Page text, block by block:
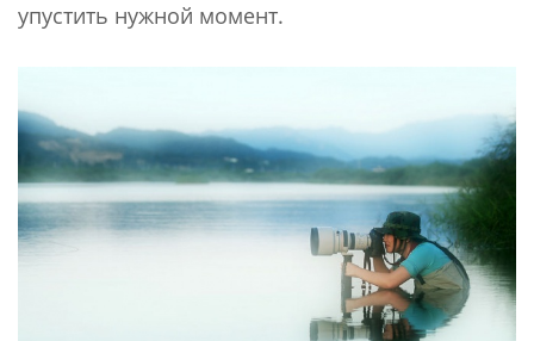
упустить нужной момент.